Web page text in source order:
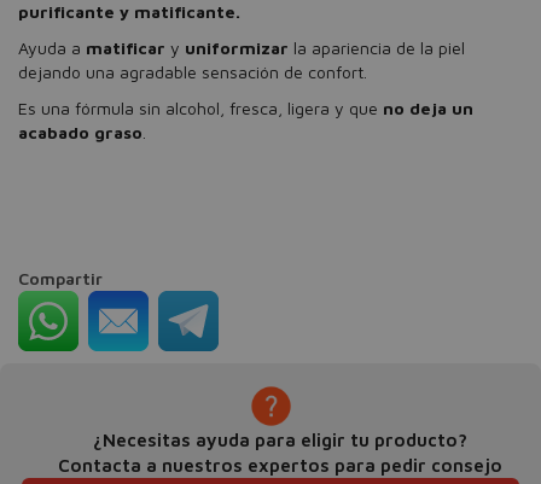
purificante y matificante.
Ayuda a matificar y uniformizar la apariencia de la piel
dejando una agradable sensación de confort.
Es una fórmula sin alcohol, fresca, ligera y que no deja un
acabado graso
Compartir
¿Necesitas ayuda para eligir tu producto?
Contacta a nuestros expertos para pedir consejo